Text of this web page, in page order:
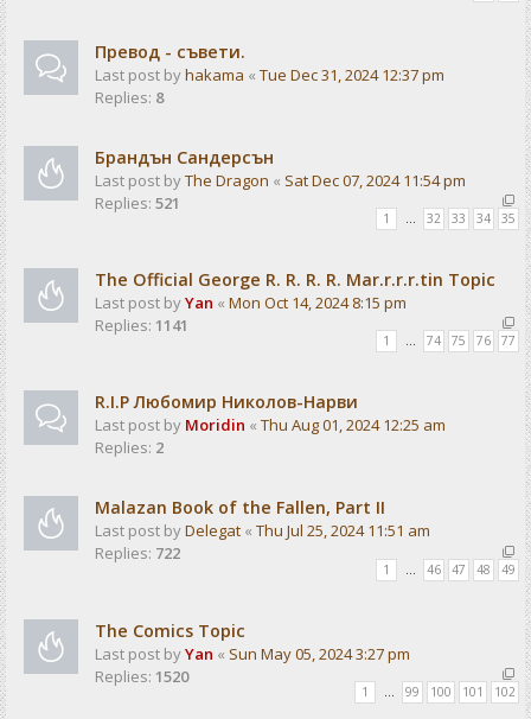
Превод - съвети.
Last post byhakama « Tue Dec 31, 2024 12:37 pm
Replies: 8
Брандън Сандерсън
Last post byThe Dragon « Sat Dec 07, 2024 11:54 pm
Replies: 521
1 … 32 33 34 35
The Official George R. R. R. R. Mar.r.r.r.tin Topic
Last post byYan « Mon Oct 14, 2024 8:15 pm
Replies: 1141
1 … 74 75 76 77
R.I.P Любомир Николов-Нарви
Last post by Moridin « Thu Aug 01, 2024 12:25 am
Replies: 2
Malazan Book of the Fallen, Part II
Last post byDelegat « Thu Jul 25, 2024 11:51 am
Replies: 722
1 46 47 48 49
The Comics Topic
Last post byYan « Sun May 05, 2024 3:27 pm
Replies: 1520
1 … 99 100 101 102